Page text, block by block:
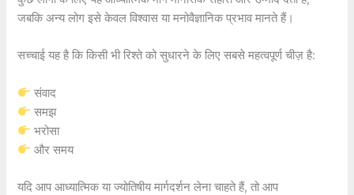
जबकि अन्य लोग इसे केवल विश्वास या मनोवैज्ञानिक प्रभाव मानते हैं।
सच्चाई यह है कि किसी भी रिश्ते को सुधारने के लिए सबसे महत्वपूर्ण चीज़ है:
संवाद
समझ
भरोसा
और समय
यदि आप आध्यात्मिक या ज्योतिषीय मार्गदर्शन लेना चाहते हैं, तो आप